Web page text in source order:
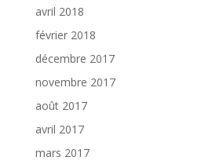
avril 2018
février 2018
décembre 2017
novembre 2017
août 2017
avril 2017
mars 2017